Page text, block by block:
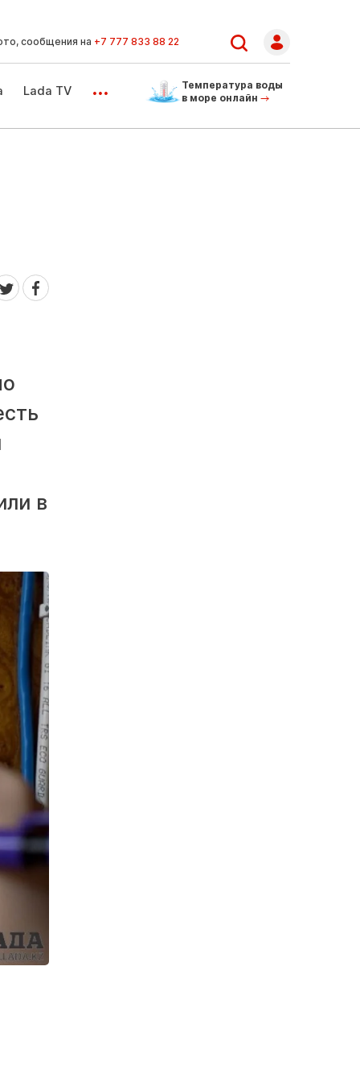
сообщения на +7 777 833 88 22
Lada TV ...
Температура воды
в море онлайн
в